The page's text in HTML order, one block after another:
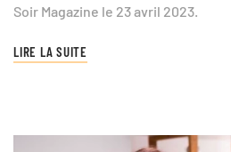
Soir Magazine le 23 avril 2023.
LIRE LA SUITE